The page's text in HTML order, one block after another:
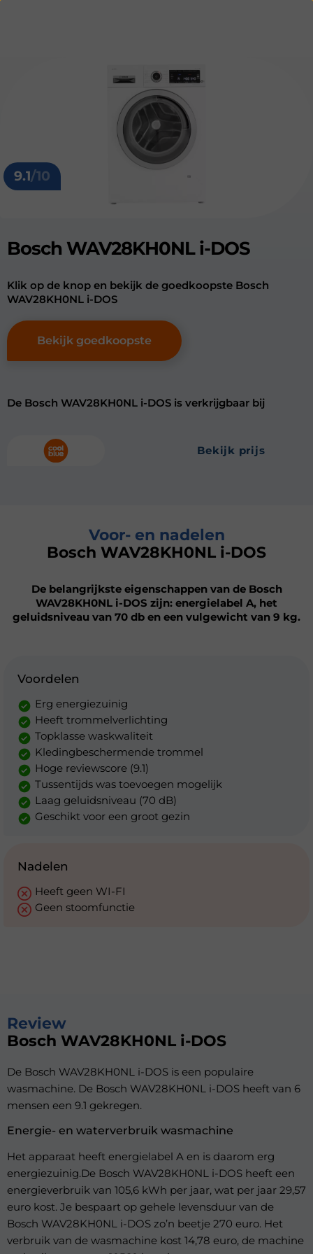
9.1/10
Bosch WAV28KH0NL i-DOS
Klik op de knop en bekijk de goedkoopste Bosch
WAV28KH0NL i-DOS
Bekijk goedkoopste
De Bosch WAV28KH0NL i-DOS is verkrijgbaar bij
bekijk prijs
Voor- en nadelen
Bosch WAV28KH0NL i-DOS
De belangrijkste eigenschappen van de Bosch
WAV28KH0NL i-DOS zijn: energielabel A, het
geluidsniveau van 70 db en een vulgewicht van 9 kg.
Voordelen
Erg energiezuinig
Heeft trommelverlichting
Topklasse waskwaliteit
Kledingbeschermende trommel
Hoge reviewscore (9.1)
Tussentijds was toevoegen mogelijk
Laag geluidsniveau (70 dB)
Geschikt voor een groot gezin
Nadelen
Heeft geen WI-FI
Geen stoomfunctie
Review
Bosch WAV28KH0NL i-DOS
De Bosch WAV28KH0NL i-DOS is een populaire
wasmachine. De Bosch WAV28KH0NL i-DOS heeft van 6
mensen een 9.1 gekregen.
Energie- en waterverbruik wasmachine
Het apparaat heeft energielabel A en is daarom erg
energiezuinig.De Bosch WAV28KH0NL i-DOS heeft een
energieverbruik van 105,6 kWh per jaar, wat per jaar 29,57
euro kost. Je bespaart op gehele levensduur van de
Bosch WAV28KH0NL i-DOS zo’n beetje 270 euro. Het
verbruik van de wasmachine kost 14,78 euro, de machine